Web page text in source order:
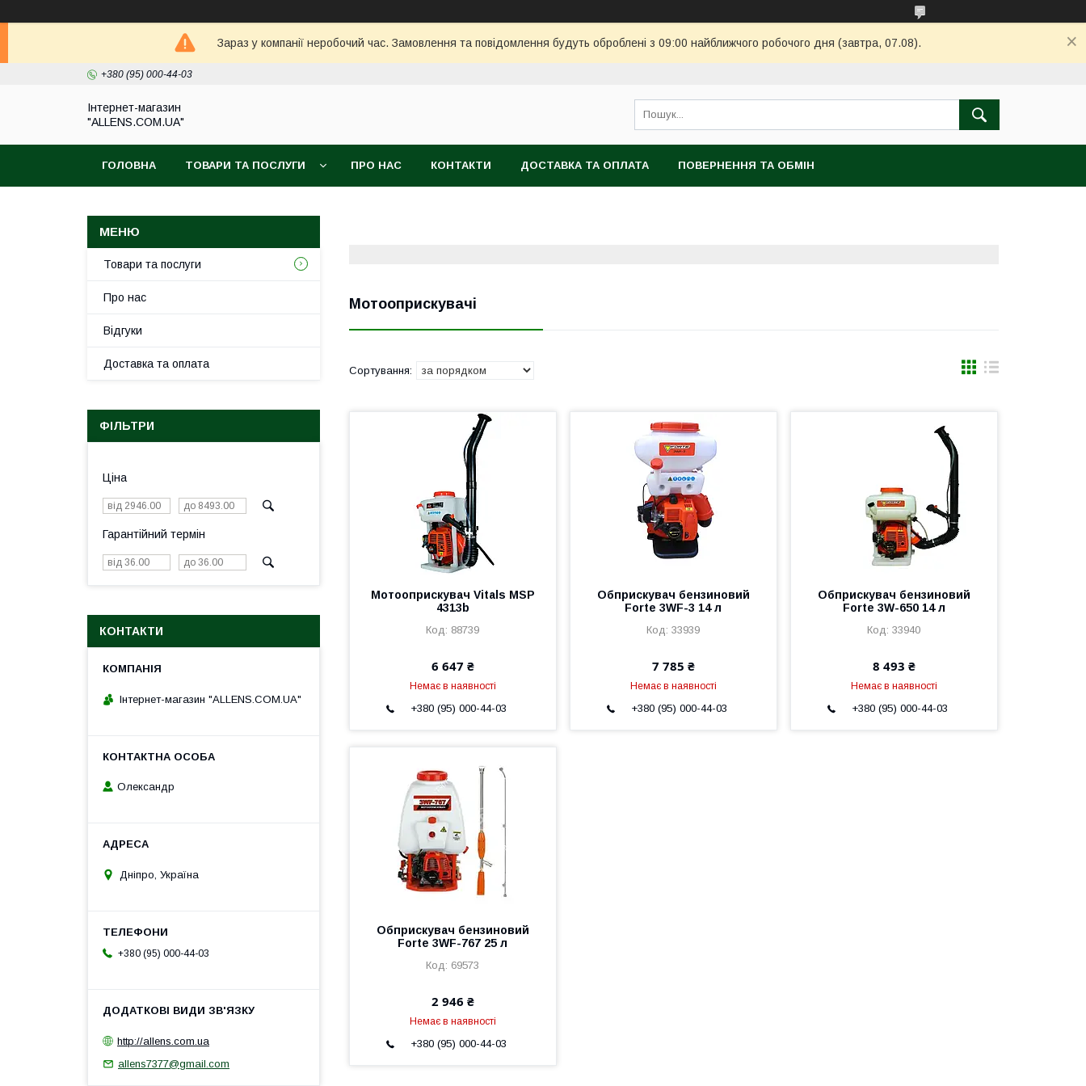
Зараз у компанії неробочий час. Замовлення та повідомлення будуть оброблені з 09:00 найближчого робочого дня (завтра, 07.08).
+380 (95) 000-44-03
Інтернет-магазин
"ALLENS.COM.UA"
ГОЛОВНА ТОВАРИ ТА ПОСЛУГИ ПРО НАС КОНТАКТИ ДОСТАВКА ТА ОПЛАТА ПОВЕРНЕННЯ ТА ОБМІН
Мотооприскувачі
Мотооприскувач Vitals MSP
4313b
88739
6 647 ₴
Немає в наявності
+380 (95) 000-44-03
Обприскувач бензиновий
Forte 3WF-3 14 л
33939
7 785 ₴
Немає в наявності
+380 (95) 000-44-03
Обприскувач бензиновий
Forte 3W-650 14 л
33940
8 493 ₴
Немає в наявності
+380 (95) 000-44-03
Обприскувач бензиновий
Forte 3WF-767 25 л
69573
2 946 ₴
Немає в наявності
+380 (95) 000-44-03
Товари та послуги
Про нас
Відгуки
Доставка та оплата
ФІЛЬТРИ
Ціна
Гарантійний термін
КОНТАКТИ
Інтернет-магазин "ALLENS.COM.UA"
Олександр
Дніпро, Україна
+380 (95) 000-44-03
http://allens.com.ua
allens7377@gmail.com